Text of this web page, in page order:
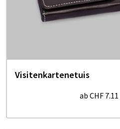
Visitenkartenetuis
ab CHF 7.11